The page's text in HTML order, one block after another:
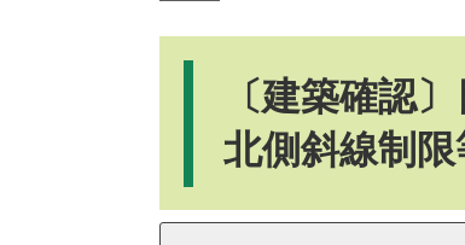
〔建築確認
北側斜線制限